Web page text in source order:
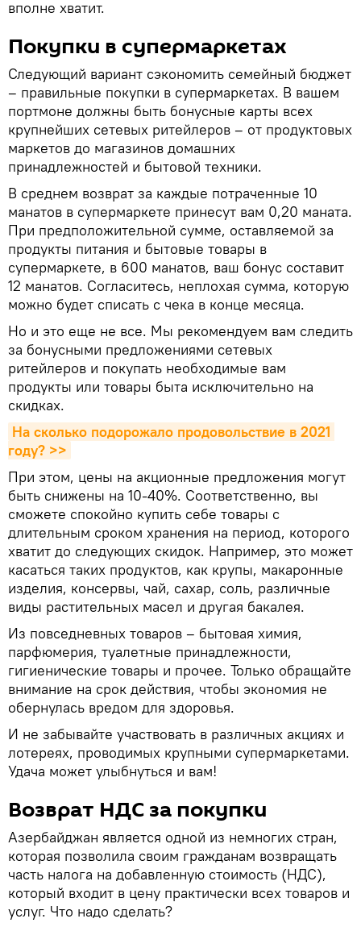
вполне хватит.
Покупки в супермаркетах
Следующий вариант сэкономить семейный бюджет
– правильные покупки в супермаркетах. В вашем
портмоне должны быть бонусные карты всех
крупнейших сетевых ритейлеров – от продуктовых
маркетов до магазинов домашних
принадлежностей и бытовой техники.
В среднем возврат за каждые потраченные 10
манатов в супермаркете принесут вам 0,20 маната.
При предположительной сумме, оставляемой за
продукты питания и бытовые товары в
супермаркете, в 600 манатов, ваш бонус составит
12 манатов. Согласитесь, неплохая сумма, которую
можно будет списать с чека в конце месяца.
Но и это еще не все. Мы рекомендуем вам следить
за бонусными предложениями сетевых
ритейлеров и покупать необходимые вам
продукты или товары быта исключительно на
скидках.
На сколько подорожало продовольствие в 2021
году? >>
При этом, цены на акционные предложения могут
быть снижены на 10-40%. Соответственно, вы
сможете спокойно купить себе товары с
длительным сроком хранения на период, которого
хватит до следующих скидок. Например, это может
касаться таких продуктов, как крупы, макаронные
изделия, консервы, чай, сахар, соль, различные
виды растительных масел и другая бакалея.
Из повседневных товаров – бытовая химия,
парфюмерия, туалетные принадлежности,
гигиенические товары и прочее. Только обращайте
внимание на срок действия, чтобы экономия не
обернулась вредом для здоровья.
И не забывайте участвовать в различных акциях и
лотереях, проводимых крупными супермаркетами.
Удача может улыбнуться и вам!
Возврат НДС за покупки
Азербайджан является одной из немногих стран,
которая позволила своим гражданам возвращать
часть налога на добавленную стоимость (НДС),
который входит в цену практически всех товаров и
услуг. Что надо сделать?